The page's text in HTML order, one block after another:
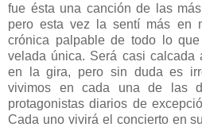
fue ésta una canción de las
pero esta vez la sentí más en
crónica palpable de todo lo
velada única. Será casi calcada
en la gira, pero sin duda es
vivimos en cada una de las
protagonistas diarios de
Cada uno vivirá el concierto en